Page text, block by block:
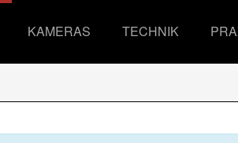
KAMERAS TECHNIK